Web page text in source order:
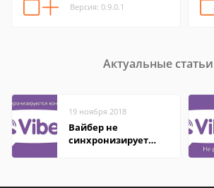
Версия: 0.9.0.1
Актуальные статьи
19 ноября 2018
Вайбер не
синхронизирует